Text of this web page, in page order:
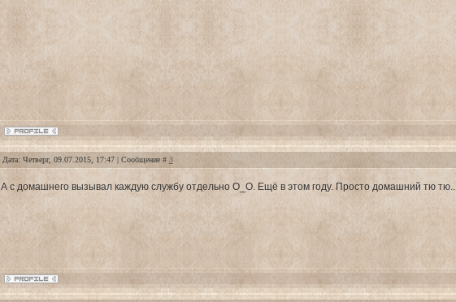
Дата: Четверг, 09.07.2015, 17:47 | Сообщение # 3
А с домашнего вызывал каждую службу отдельно О_О. Ещё в этом году. Просто домашний тю тю..